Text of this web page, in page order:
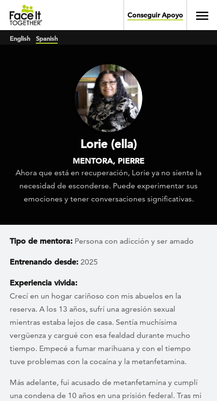
Skip to main content
Conseguir Apoyo
English Spanish
Lorie (ella)
MENTORA, PIERRE
Ahora que está en recuperación, Lorie ya no siente la
necesidad de esconderse. Puede experimentar sus
emociones y tener conversaciones significativas.
Tipo de mentora: Persona con adicción y ser amado
Entrenando desde: 2025
Experiencia vivida:
Crecí en un hogar cariñoso con mis abuelos en la
reserva. A los 13 años, sufrí una agresión sexual
mientras estaba lejos de casa. Sentía muchísima
vergüenza y cargué con esa fealdad durante mucho
tiempo. Empecé a fumar marihuana y con el tiempo
tuve problemas con la cocaína y la metanfetamina.
Más adelante, fui acusado de metanfetamina y cumplí
una condena de 10 años en una prisión federal. Tras mi